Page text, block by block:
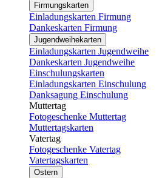
Firmungskarten
Einladungskarten Firmung
Dankeskarten Firmung
Jugendweihekarten
Einladungskarten Jugendweihe
Dankeskarten Jugendweihe
Einschulungskarten
Einladungskarten Einschulung
Danksagung Einschulung
Muttertag
Fotogeschenke Muttertag
Muttertagskarten
Vatertag
Fotogeschenke Vatertag
Vatertagskarten
Ostern